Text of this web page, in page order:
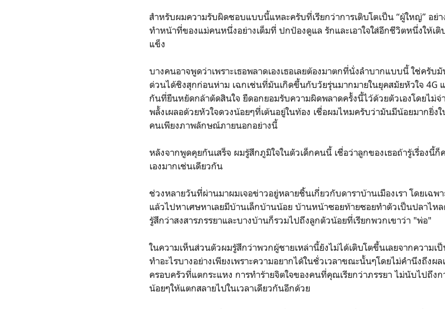
สำหรับผมความรับผิดชอบแบบนี้แหละครับที่เรียกว่าการเติบโตเป็น “ผู้ใหญ่” อย่า
ทำหน้าที่ของแม่คนหนึ่งอย่างเต็มที่ ปกป้องดูแล รักและเอาใจใส่อีกชีวิตหนึ่งให้เติ
แข็ง
บางคนอาจพูดว่าเพราะเธอพลาดเองเธอเลยต้องมาตกที่นั่งลำบากแบบนี้ ใช่ครับมั
ด่วนได้ชิงสุกก่อนห่าม เฉกเช่นที่มันเกิดขึ้นกับวัยรุ่นมากมายในยุคสมัยหัวใจ 4G
กันที่ยืนหยัดกล้าตัดสินใจ ยืดอกยอมรับความผิดพลาดครั้งนี้ไว้ด้วยตัวเองโดยไม่จ่
พลั้งเผลอด้วยหัวใจดวงน้อยๆที่เต้นอยู่ในท้อง เชื่อผมไหมครับว่ามันมีน้อยมากยิ่
คนเพียงภาพลักษณ์ภายนอกอย่างนี้
หลังจากพูดคุยกันเสร็จ ผมรู้สึกภูมิใจในตัวเด็กคนนี้ เชื่อว่าลูกของเธอถ้ารู้เรื่องนี้ก็
เองมากเช่นเดียวกัน
ช่วงหลายวันที่ผ่านมาผมเจอข่าวอยู่หลายชิ้นเกี่ยวกับดาราบ้านเมืองเรา โดยเฉพ
แล้วไปหาเศษหาเลยมีบ้านเล็กบ้านน้อย บ้านหน้าซอยท้ายซอยทำตัวเป็นปลาไหล
รู้สึกว่าสงสารภรรยาและบางบ้านก็รวมไปถึงลูกตัวน้อยที่เรียกพวกเขาว่า "พ่อ"
ในความเห็นส่วนตัวผมรู้สึกว่าพวกผู้ชายเหล่านี้ยังไม่ได้เติบโตขึ้นเลยจากความเ
ทำอะไรบางอย่างเพียงเพราะความอยากได้ในชั่วเวลาขณะนั้นๆโดยไม่คำนึงถึงผ
ครอบครัวที่แตกระแหง การทำร้ายจิตใจของคนที่คุณเรียกว่าภรรยา ไม่นับไปถึงก
น้อยๆให้แตกสลายไปในเวลาเดียวกันอีกด้วย